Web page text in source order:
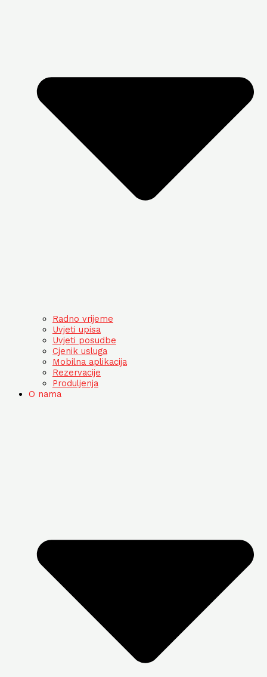
Radno vrijeme
Uvjeti upisa
Uvjeti posudbe
Cjenik usluga
Mobilna aplikacija
Rezervacije
Produljenja
O nama